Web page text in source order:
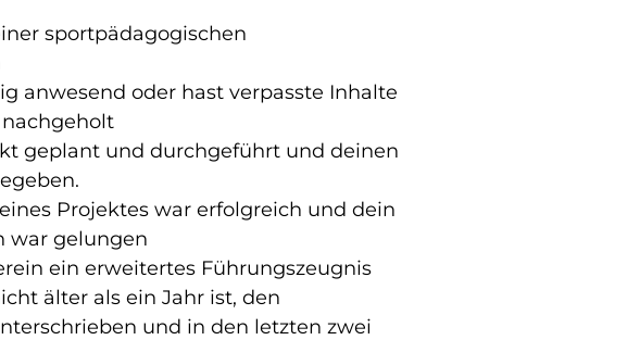
sportpädagogischen
anwesend oder hast verpasste Inhalte
geplant und durchgeführt und deinen
Projektes war erfolgreich und dein
war gelungen
ein erweitertes Führungszeugnis
älter als ein Jahr ist, den
und in den letzten zwei